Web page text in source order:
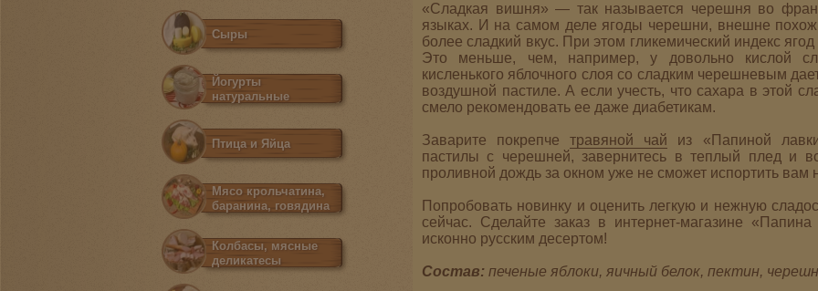
«Сладкая вишня» — так называется черешня во
языках. И на самом деле ягоды черешни, внешне
более сладкий вкус. При этом гликемический индекс
Это меньше, чем, например, у довольно кислой
кисленького яблочного слоя со сладким черешневым
воздушной пастиле. А если учесть, что сахара в этой
смело рекомендовать ее даже диабетикам.
Заварите покрепчетравяной чай из «Папиной
пастилы с черешней, завернитесь в теплый плед и
проливной дождь за окном уже не сможет испортить вам
Попробовать новинку и оценить легкую и нежную
сейчас. Сделайте заказ в интернет-магазине
исконно русским десертом!
Состав: печеные яблоки, яичный белок, пектин,
Сыры
Йогурты
натуральные
Птица и Яйца
Мясо крольчатина,
баранина, говядина
Колбасы, мясные
деликатесы